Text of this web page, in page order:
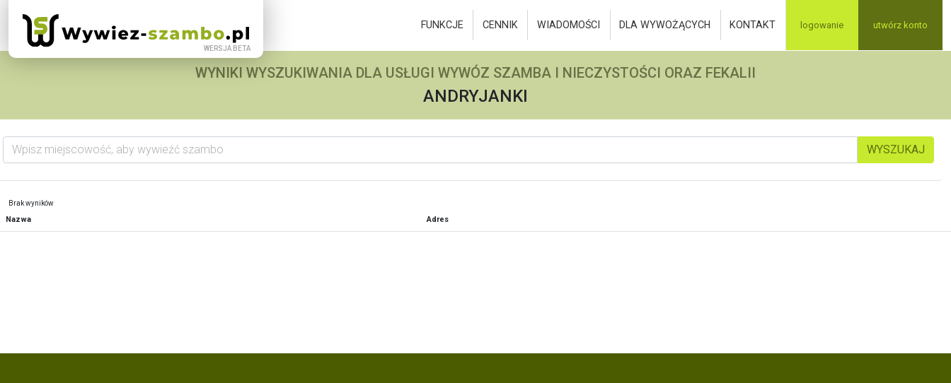
FUNKCJE CENNIK WIADOMOŚCI DLA WYWOŻĄCYCH KONTAKT logowanie utwórz konto
WYNIKI WYSZUKIWANIA DLA USŁUGI WYWÓZ SZAMBA I NIECZYSTOŚCI ORAZ FEKALII
ANDRYJANKI
Wpisz miejscowość, aby wywieźć szambo
WYSZUKAJ
Brak wyników
Nazwa Adres